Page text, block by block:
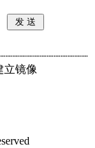
立镜像